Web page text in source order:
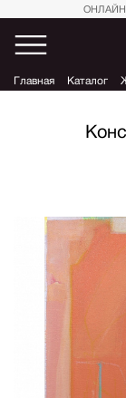
Главная Каталог